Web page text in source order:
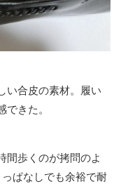
い合皮の素材。履い
きた。
間歩くのが拷問のよ
ぱなしでも余裕で耐